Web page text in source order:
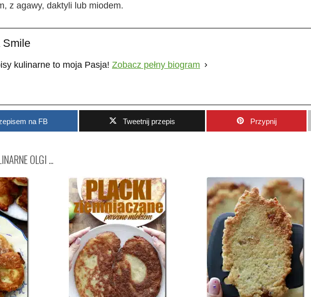
z agawy, daktyli lub miodem.
Smile
kulinarne to moja Pasja! Zobacz pełny biogram
na FB Tweetnij przepis Przypnij
OLGI ...